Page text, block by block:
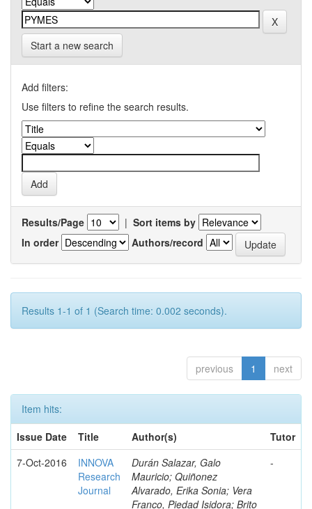
Start a new search
Add filters:
Use filters to refine the search results.
Results/Page | Sort items by
In order
Authors/record
Results 1-1 of 1 (Search time: 0.002 seconds).
previous 1 next
Item hits:
Issue Date
Title Author(s)
Tutor
7-Oct-2016
INNOVA
Research
Journal
Durán Salazar, Galo
Mauricio; Quiñonez
Alvarado, Erika Sonia; Vera
Franco, Piedad Isidora; Brito
-